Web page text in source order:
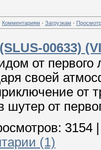
Комментариям · Загрузкам ·
00633)
от первого
своей
от
шутер от
3154
(1)